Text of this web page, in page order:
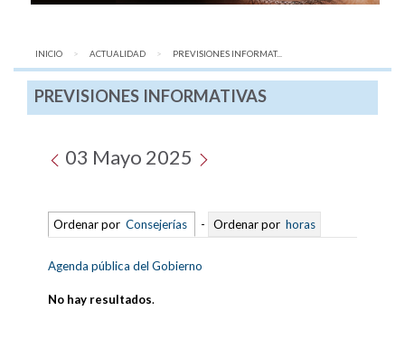
INICIO ACTUALIDAD AQUÍ:
PREVISIONES INFORMAT...
PREVISIONES INFORMATIVAS
03 Mayo 2025
Ordenar por Consejerías - Ordenar por horas
Agenda pública del Gobierno
No hay resultados.